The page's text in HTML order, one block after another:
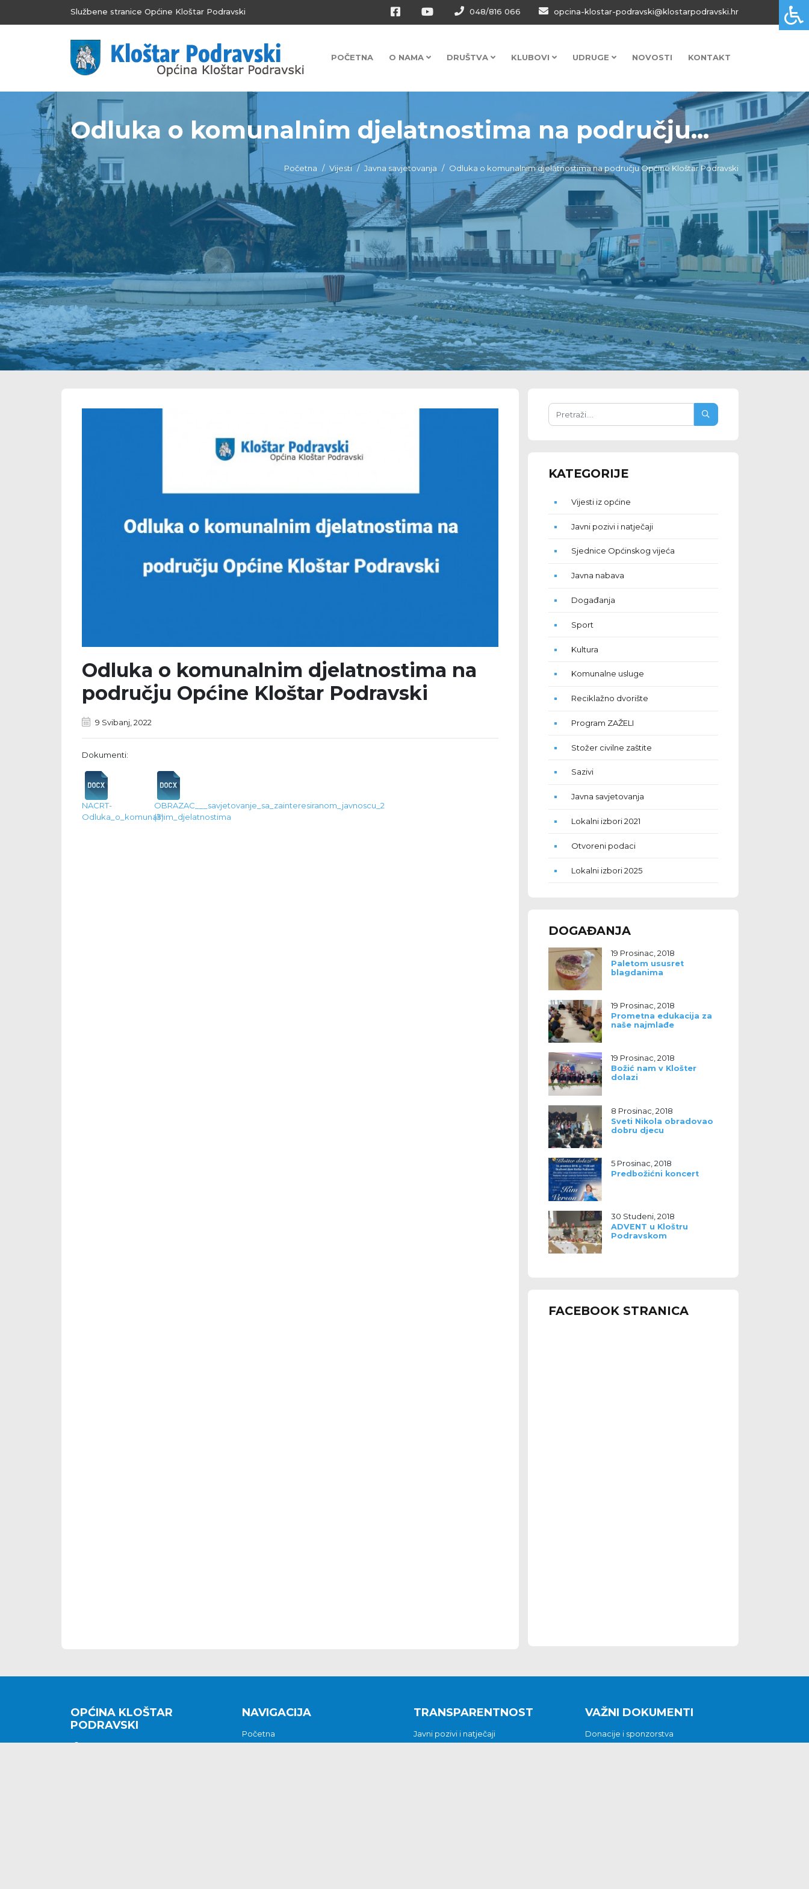
Službene stranice Općine Kloštar Podravski 048/816 066 opcina-klostar-podravski@klostarpodravski.hr
POČETNA O NAMA DRUŠTVA KLUBOVI UDRUGE NOVOSTI KONTAKT
Odluka o komunalnim djelatnostima na području...
Početna Vijesti Javna savjetovanja Odluka o komunalnim djelatnostima na području Općine Kloštar Podravski
Odluka o komunalnim djelatnostima na
području Općine Kloštar Podravski
9 Svibanj, 2022
Dokumenti:
NACRT-
Odluka_o_komunalnim_djelatnostima
OBRAZAC___savjetovanje_sa_zainteresiranom_javnoscu_2
(3)
KATEGORIJE
Vijesti iz općine
Javni pozivi i natječaji
Sjednice Općinskog vijeća
Javna nabava
Događanja
Sport
Kultura
Komunalne usluge
Reciklažno dvorište
Program ZAŽELI
Stožer civilne zaštite
Sazivi
Javna savjetovanja
Lokalni izbori 2021
Otvoreni podaci
Lokalni izbori 2025
DOGAĐANJA
19 Prosinac, 2018
Paletom ususret
blagdanima
19 Prosinac, 2018
Prometna edukacija za
naše najmlađe
19 Prosinac, 2018
Božić nam v Klošter
dolazi
8 Prosinac, 2018
Sveti Nikola obradovao
dobru djecu
5 Prosinac, 2018
Predbožićni koncert
30 Studeni, 2018
ADVENT u Kloštru
Podravskom
FACEBOOK STRANICA
OPĆINA KLOŠTAR
PODRAVSKI
NAVIGACIJA
Početna
TRANSPARENTNOST
Javni pozivi i natječaji
VAŽNI DOKUMENTI
Donacije i sponzorstva